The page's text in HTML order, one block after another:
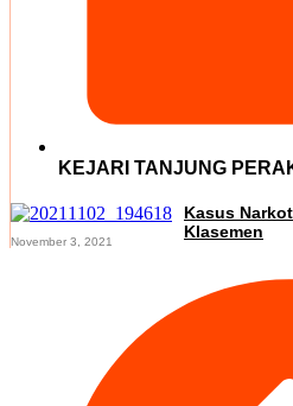
KEJARI TANJUNG
Kasus
Klasemen
November 3, 2021